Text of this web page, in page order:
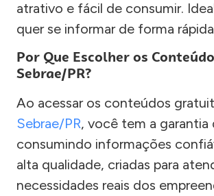
atrativo e fácil de consumir.
quer se informar de forma
Por Que Escolher os
Sebrae/PR?
Ao acessar os conteúdos
Sebrae/PR, você tem a garantia
consumindo informações
alta qualidade, criadas para
necessidades reais dos